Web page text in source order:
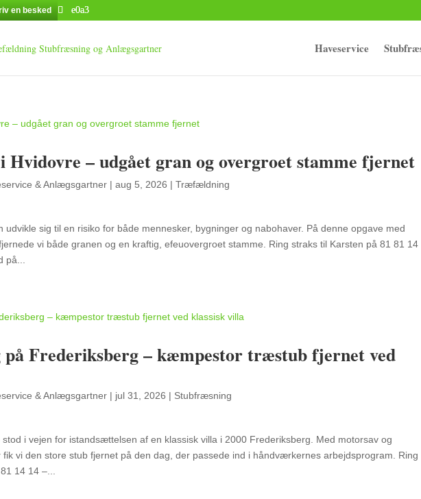
en besked
Haveservice
– udgået gran og overgroet stamme fjernet
& Anlægsgartner |aug 5, 2026 |Træfældning
udvikle sig til en risiko for både mennesker, bygninger og nabohaver. På denne opgave med
vi både granen og en kraftig, efeuovergroet stamme. Ring straks til Karsten på 81 81 14
Frederiksberg – kæmpestor træstub fjernet ved
& Anlægsgartner | jul 31, 2026 | Stubfræsning
i vejen for istandsættelsen af en klassisk villa i 2000 Frederiksberg. Med motorsav og
vi den store stub fjernet på den dag, der passede ind i håndværkernes arbejdsprogram. Ring
14 14 –...